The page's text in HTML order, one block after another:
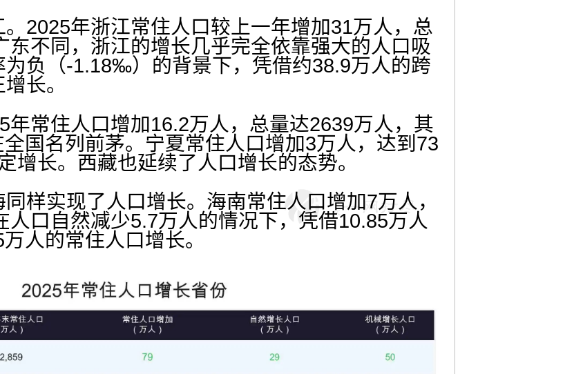
2025年浙江常住人口较上一年增加31万人，总
东不同，浙江的增长几乎完全依靠强大的人口吸
负（-1.18‰）的背景下，凭借约38.9万人的跨
长。
年常住人口增加16.2万人，总量达2639万人，其
国名列前茅。宁夏常住人口增加3万人，达到73
增长。西藏也延续了人口增长的态势。
样实现了人口增长。海南常住人口增加7万人，
人口自然减少5.7万人的情况下，凭借10.85万人
人的常住人口增长。